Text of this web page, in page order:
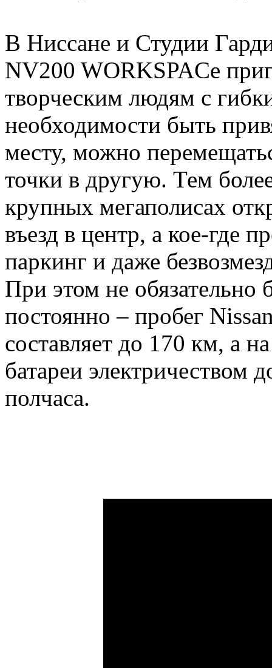
В Ниссане и Студии
NV200 WORKSPACe
творческим людям с
необходимости быть
месту, можно
точки в другую. Тем
крупных мегаполисах
въезд в центр, а кое-где
паркинг и даже
При этом не обязательно
постоянно – пробег
составляет до 170 км, а
батареи электричеством
полчаса.